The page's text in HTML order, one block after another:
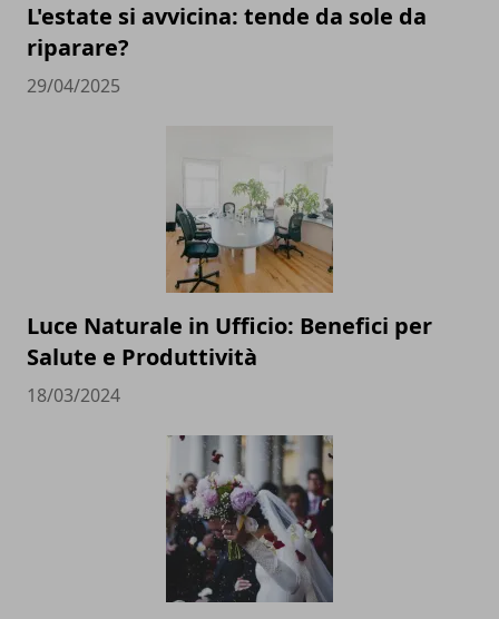
L'estate si avvicina: tende da sole da
riparare?
29/04/2025
Luce Naturale in Ufficio: Benefici per
Salute e Produttività
18/03/2024